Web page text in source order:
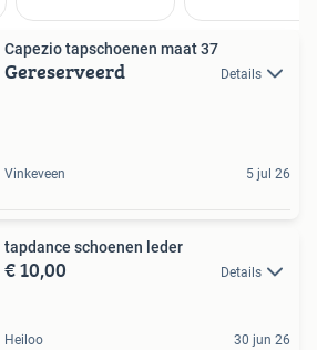
Capezio tapschoenen maat 37
Gereserveerd Details
Vinkeveen 5 jul 26
tapdance schoenen leder
€ 10,00 Details
Heiloo 30 jun 26